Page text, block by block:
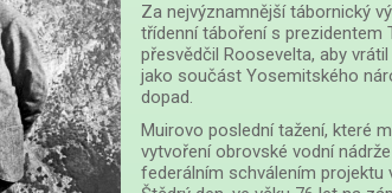
Za nejvýznamnější tábornický
třídenní táboření s prezidentem
přesvědčil Roosevelta, aby
jako součást Yosemitského
dopad.
Muirovo poslední tažení, které
vytvoření obrovské vodní
federálním schválením projektu